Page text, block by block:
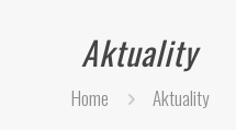
Aktuality
Home Aktuality